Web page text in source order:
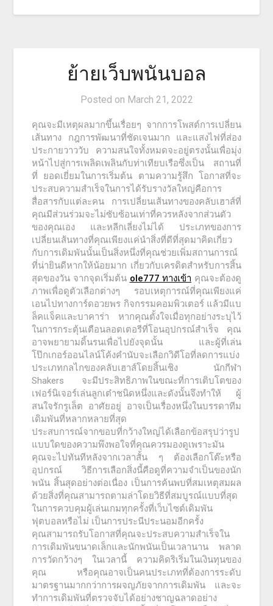
ย้ายเว็บพนันบอล
Posted on March 21, 2022
คุณจะมีเหตุผลมากขึ้นเรื่อยๆ จากการโพสต์การเปลี่ยน
เส้นทาง กฎการพัฒนาที่ชัดเจนมาก และแสงไฟที่ส่อง
ประกายวาววับ ความสนใจทั้งหมดจะอยู่ตรงนั้นเพื่อมุ่ง
หน้าไปสู่การเพลิดเพลินกับท่าเทียบเรือซึ่งเป็น สถานที่
ที่ ยอดเยี่ยมในการเริ่มต้น ตามความรู้สึก โอกาสที่จะ
ประสบความสำเร็จในการได้รับรางวัลใหญ่คือการ
สื่อสารกับแต่ละคน การเปลี่ยนเส้นทางของคลับเฮาส์ที่
คุณมีส่วนร่วมจะไม่ซับซ้อนเท่าที่ควรหลังจากส่วนตัว
ของคุณเอง และหลีกเลี่ยงไม่ได้ ประเภทของการ
เปลี่ยนเส้นทางที่คุณเพียงแค่นำสิ่งที่ดีที่สุดมาคิดเกี่ยว
กับการเดิมพันนั้นเป็นสิ่งหนึ่งที่คุณช่วยเพิ่มสถานการณ์
ที่น่ายินดีหากให้น้อยมาก เกี่ยวกับเครดิตสำหรับการสิ้น
สุดของวัน จากจุดเริ่มต้น ole777 ทางเข้า คุณจะต้องดู
ภาพเพื่อดูตัวเลือกต่างๆ รอบเหตุการณ์ที่คุณเพียงแค่
เอนไปทางการ์ดอวยพร กิจกรรมคอมพิวเตอร์ แล้วมีแบ
ล็คแจ็คและบาคาร่า หากคุณตั้งใจเมื่อทุกอย่างระบุไว้
ในการกระตุ้นเตือนลอตเตอรีที่โอนอุปกรณ์สำเร็จ คุณ
อาจพยายามดิ้นรนเพื่อไปยังจุดนั้น และผู้ที่เล่น
โป๊กเกอร์ออนไลน์โค้งคำนับจะเลือกวิดีโอที่ลดการแบ่ง
ประเภทกลไกของคลับเฮาส์โดยสิ้นเชิง นักกีฬา
Shakers จะมีประสิทธิภาพในขณะที่การเติบโตของ
เฟอร์นิเจอร์เล่นลูกเต๋าชนิดหนึ่งและดังนั้นจึงทำให้ ผู้
สนใจรักรูเล็ต อาศัยอยู่ อาจเป็นเรื่องหนึ่งในบรรดาทีม
เดิมพันที่หลากหลายที่สุด
ประสบการณ์จากขอบที่กว้างใหญ่ได้เลือกข้อสรุปว่ารูป
แบบใดของความพึงพอใจที่คุณควรมองดูเพราะมัน
คุณจะไปทันทีหลังจากเวลาสั้น ๆ ต้องเลือกโต๊ะหรือ
อุปกรณ์ วิธีการเลือกสิ่งนี้คือดูที่ความจำเป็นของนัก
พนัน สิ้นสุดอย่างต่อเนื่อง เป็นการค้นพบที่สมเหตุสมผล
ด้วยสิ่งที่คุณสามารถตามล่าโดยวิธีที่สมบูรณ์แบบที่สุด
ในการควบคุมผู้เล่นเกมทุกครั้งที่เว็บไซต์เดิมพัน
ฟุตบอลหรือไม่ เป็นการประนีประนอมอีกครั้ง
คุณสามารถรับโอกาสที่คุณจะประสบความสำเร็จใน
การเดิมพันขนาดเล็กและนักพนันเป็นเวลานาน พลาด
การวัดกว้างๆ ในเวลานี้ ความคิดริเริ่มในเงินทุนของ
คุณ หรือคุณอาจเป็นคนประเภทที่ต้องการระดับ
มาตรฐานมากกว่าการผจญภัยจากการเดิมพัน และจะ
ทำการเดิมพันที่ตรวจจับได้อย่างชาญฉลาดอย่าง